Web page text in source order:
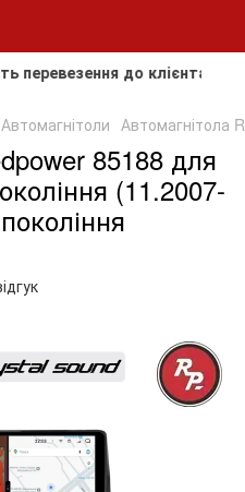
до клієнта, але не
Автомагнітоли Автомагнітола
85188 для
(11.2007-